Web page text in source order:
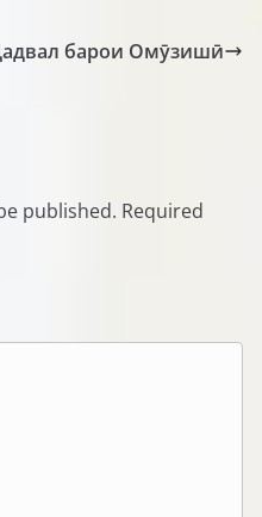
барои Омӯзишӣ
published. Required